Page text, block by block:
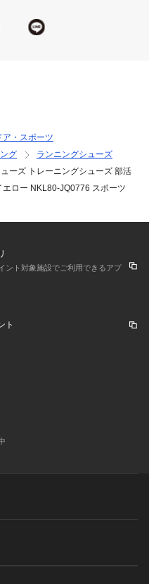
、エネルギッシュな走りが
件に合うのが、このアディ
リッドトレーニングに対応
ム。
】
計測を行っておりますた
上問題無いと判断したもの
了承のうえ、お買い求めく
左右の紐に10cm以上の差
により、掲載画像と実際の
ます。
あらかじめご了承くださ
アディダス ADIDAS ス
シュー トレシュー ランナ
ールド サポート力 グリッ
ア・スポーツ
グ
ランニングシューズ
ーズ トレーニングシューズ 部活
ロー NKL80-JQ0776 スポーツ
ント対象施設でご利用できるアプ
ト